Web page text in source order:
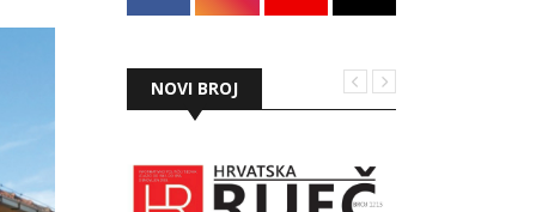
NOVI BROJ